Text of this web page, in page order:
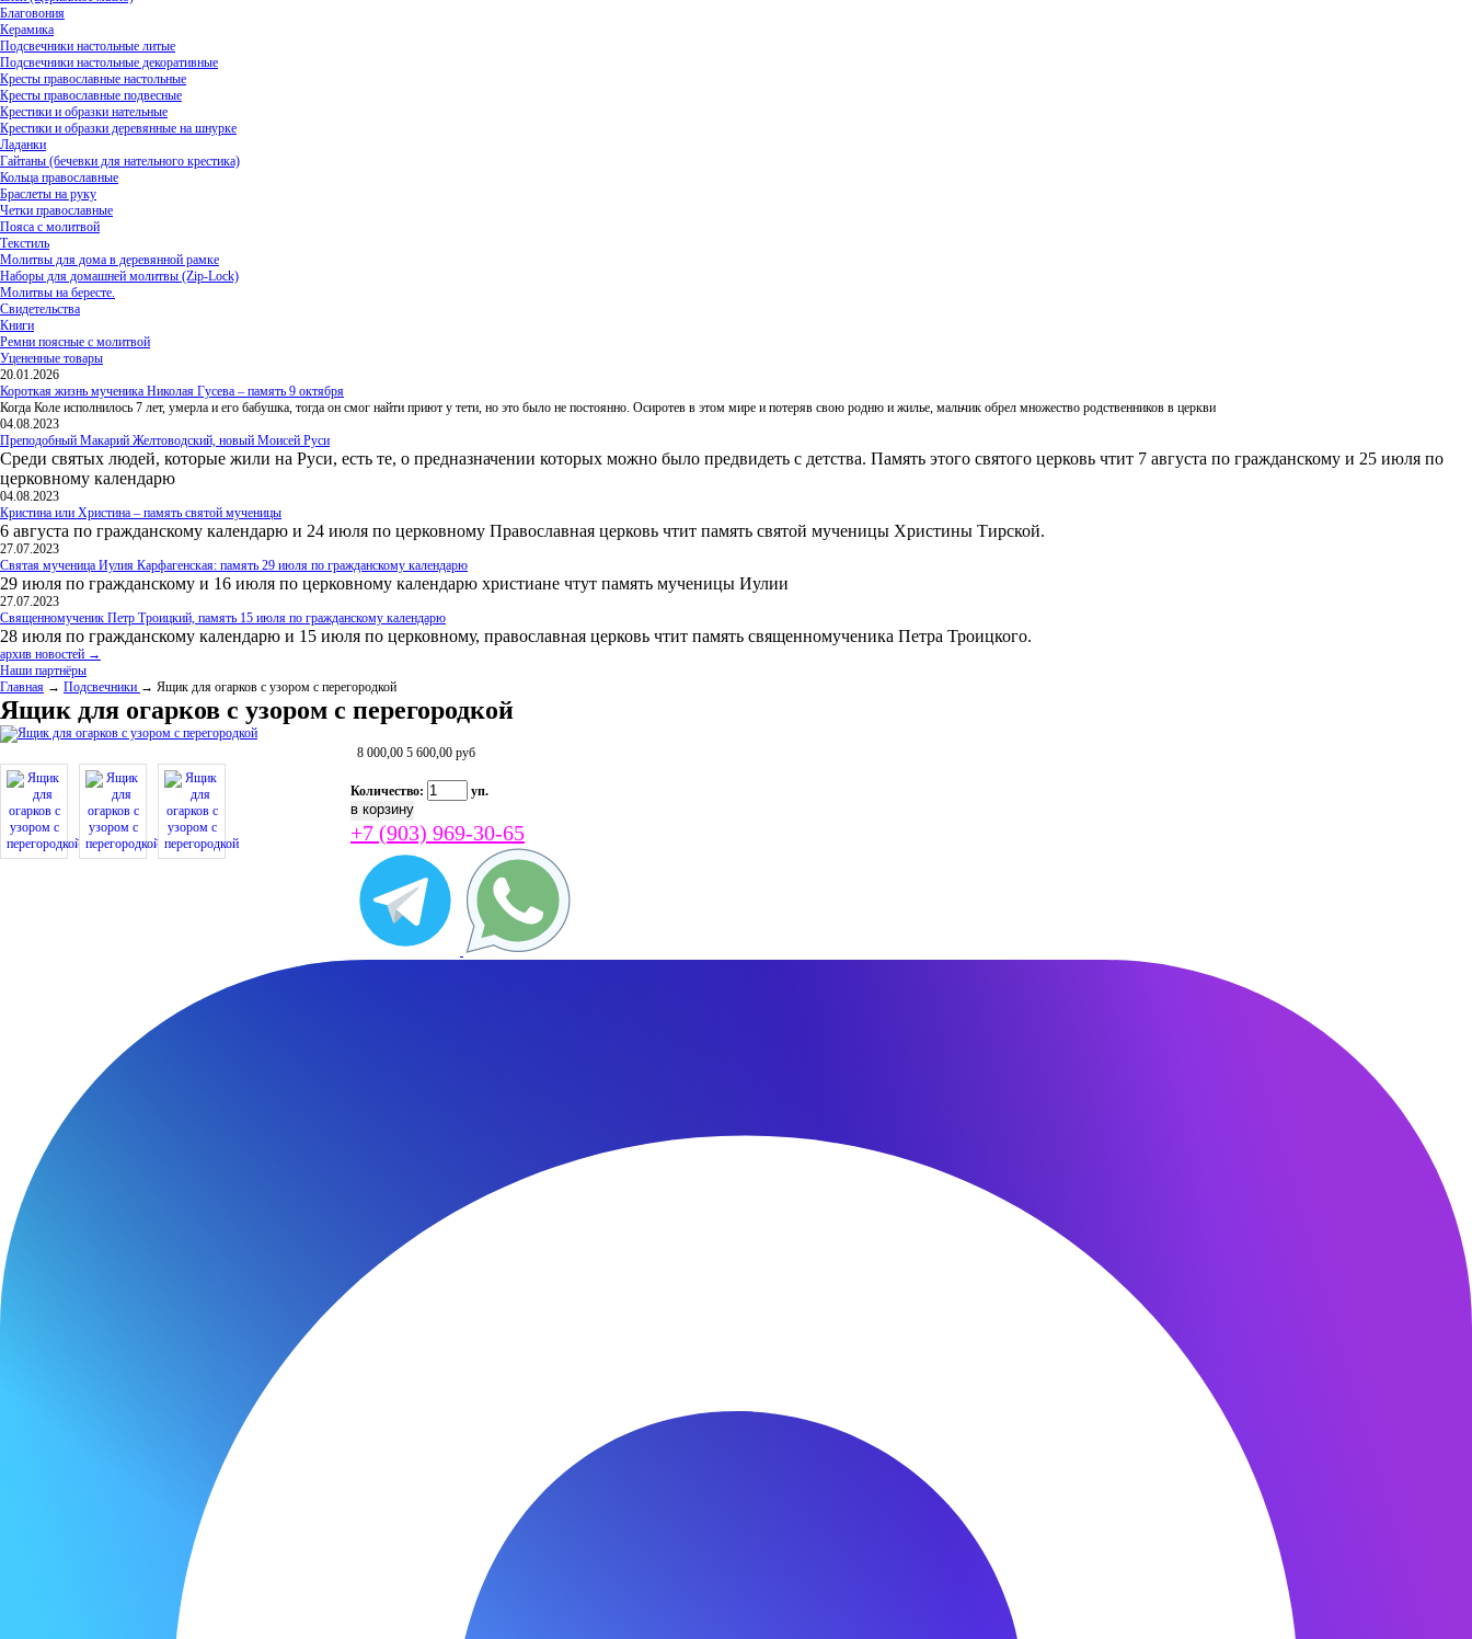
Благовония
Керамика
Подсвечники настольные литые
Подсвечники настольные декоративные
Кресты православные настольные
Кресты православные подвесные
Крестики и образки нательные
Крестики и образки деревянные на шнурке
Ладанки
Гайтаны (бечевки для нательного крестика)
Кольца православные
Браслеты на руку
Четки православные
Пояса с молитвой
Текстиль
Молитвы для дома в деревянной рамке
Наборы для домашней молитвы (Zip-Lock)
Молитвы на бересте.
Свидетельства
Книги
Ремни поясные с молитвой
Уцененные товары
20.01.2026
Короткая жизнь мученика Николая Гусева – память 9 октября
Когда Коле исполнилось 7 лет, умерла и его бабушка, тогда он смог найти приют у тети, но это было не постоянно. Осиротев в этом мире и потеряв свою родню и жилье, мальчик обрел множество родственников в церкви
04.08.2023
Преподобный Макарий Желтоводский, новый Моисей Руси
Среди святых людей, которые жили на Руси, есть те, о предназначении которых можно было предвидеть с детства. Память этого святого церковь чтит 7 августа по гражданскому и 25 июля по
церковному календарю
04.08.2023
Кристина или Христина – память святой мученицы
6 августа по гражданскому календарю и 24 июля по церковному Православная церковь чтит память святой мученицы Христины Тирской.
27.07.2023
Святая мученица Иулия Карфагенская: память 29 июля по гражданскому календарю
29 июля по гражданскому и 16 июля по церковному календарю христиане чтут память мученицы Иулии
27.07.2023
Священномученик Петр Троицкий, память 15 июля по гражданскому календарю
28 июля по гражданскому календарю и 15 июля по церковному, православная церковь чтит память священномученика Петра Троицкого.
архив новостей →
Наши партнёры
Главная → Подсвечники → Ящик для огарков с узором с перегородкой
Ящик для огарков с узором с перегородкой
8 000,00 5 600,00 руб
Количество: уп.
+7 (903) 969-30-65